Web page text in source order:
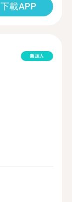
下載APP
新加入